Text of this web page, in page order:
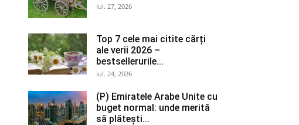
iul. 27, 2026
Top 7 cele mai citite cărți
ale verii 2026 –
bestsellerurile...
iul. 24, 2026
(P) Emiratele Arabe Unite cu
buget normal: unde merită
să plătești...